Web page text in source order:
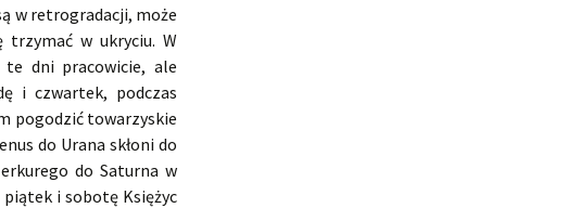
w retrogradacji, może
trzymać w ukryciu. W
te dni pracowicie, ale
i czwartek, podczas
pogodzić towarzyskie
do Urana skłoni do
do Saturna w
piątek i sobotę Księżyc